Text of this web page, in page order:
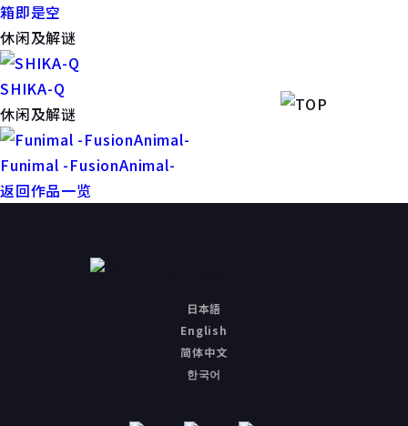
箱即是空
休闲及解谜
SHIKA-Q
休闲及解谜
Funimal -FusionAnimal-
返回作品一览
日本語
English
简体中文
한국어